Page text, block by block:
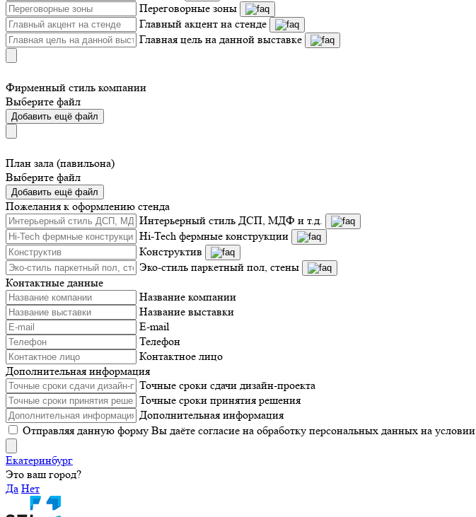
Переговорные зоны
Главный акцент на стенде
Главная цель на данной выставке
Фирменный стиль компании
Выберите файл
Добавить ещё файл
План зала (павильона)
Выберите файл
Добавить ещё файл
Пожелания к оформлению стенда
Интерьерный стиль ДСП, МДФ и т.д.
Hi-Tech фермные конструкции
Конструктив
Эко-стиль паркетный пол, стены
Контактные данные
Название компании
Название выставки
E-mail
Телефон
Контактное лицо
Дополнительная информация
Точные сроки сдачи дизайн-проекта
Точные сроки принятия решения
Дополнительная информация
Отправляя данную форму Вы даёте согласие на обработку персональных данных на условии
Екатеринбург
Это ваш город?
Да Нет